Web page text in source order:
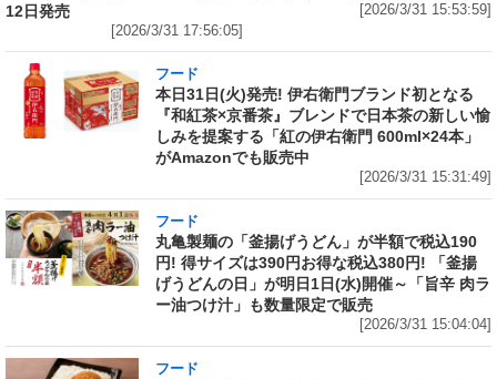
12日発売
[2026/3/31 17:56:05]
[2026/3/31 15:53:59]
フード
本日31日(火)発売! 伊右衛門ブランド初となる
『和紅茶×京番茶』ブレンドで日本茶の新しい愉
しみを提案する「紅の伊右衛門 600ml×24本」
がAmazonでも販売中
[2026/3/31 15:31:49]
フード
丸亀製麺の「釜揚げうどん」が半額で税込190
円! 得サイズは390円お得な税込380円! 「釜揚
げうどんの日」が明日1日(水)開催～「旨辛 肉ラ
ー油つけ汁」も数量限定で販売
[2026/3/31 15:04:04]
フード